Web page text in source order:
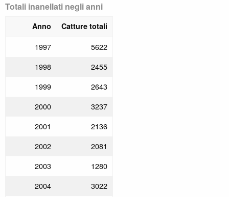
Totali inanellati negli anni
Anno Catture totali
1997
5622
1998
2455
1999
2643
2000
3237
2001
2136
2002
2081
2003
1280
2004
3022